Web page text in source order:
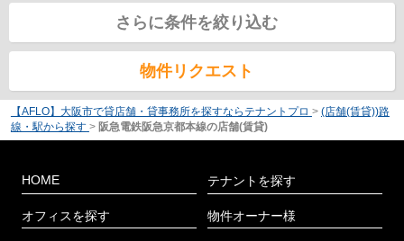
さらに条件を絞り込む
物件リクエスト
【AFLO】大阪市で貸店舗・貸事務所を探すならテナントプロ > (店舗(賃貸))路
線・駅から探す > 阪急電鉄阪急京都本線の店舗(賃貸)
HOME
オフィスを探す
テナントを探す
物件オーナー様